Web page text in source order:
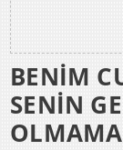
BENİM
SENİN